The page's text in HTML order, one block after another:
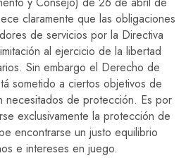
claramente que las obligaciones
de servicios por la Directiva
al ejercicio de la libertad
Sin embargo el Derecho de
sometido a ciertos objetivos de
necesitados de protección. Es por
exclusivamente la protección de
encontrarse un justo equilibrio
e intereses en juego.